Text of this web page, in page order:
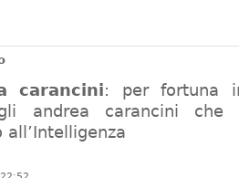
carancini: per fortuna
andrea carancini
all’Intelligenza